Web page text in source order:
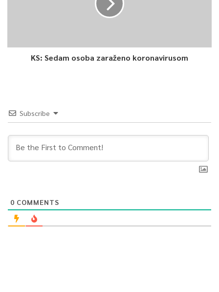
KS: Sedam osoba zaraženo koronavirusom
Subscribe
0 COMMENTS